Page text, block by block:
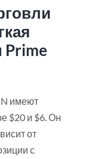
Prime
имеют
$20 и $6. Он
от
с